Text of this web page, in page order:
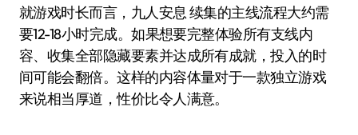
就游戏时长而言，九人安息 续集的主线流程大约需
要12-18小时完成。如果想要完整体验所有支线内
容、收集全部隐藏要素并达成所有成就，投入的时
间可能会翻倍。这样的内容体量对于一款独立游戏
来说相当厚道，性价比令人满意。